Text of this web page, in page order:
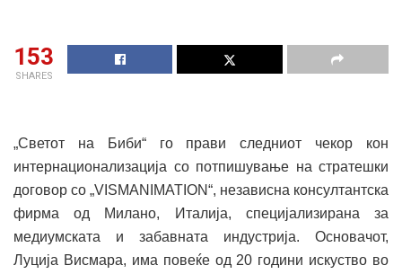
153
SHARES
„Светот на Биби“ го прави следниот чекор кон
интернационализација со потпишување на стратешки
договор со „VISMANIMATION“, независна консултантска
фирма од Милано, Италија, специјализирана за
медиумската и забавната индустрија. Основачот,
Луција Висмара, има повеќе од 20 години искуство во